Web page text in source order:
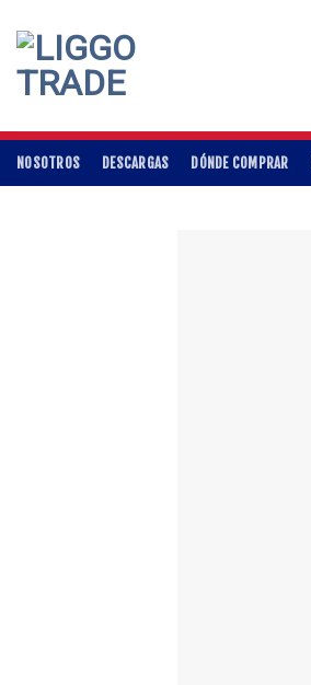
content
NOSOTROS DESCARGAS DÓNDE COMPRAR